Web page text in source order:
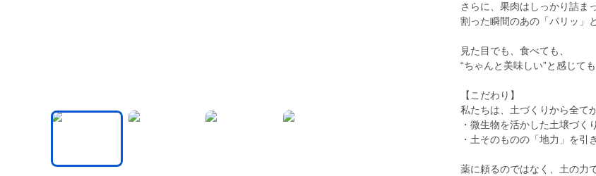
さらに、果肉はしっかり詰ま
割った瞬間のあの「パリッ」
見た目でも、食べても、
“ちゃんと美味しい”と感じて
【こだわり】
私たちは、土づくりから全て
・微生物を活かした土壌づくり
・土そのものの「地力」を引
薬に頼るのではなく、土の力